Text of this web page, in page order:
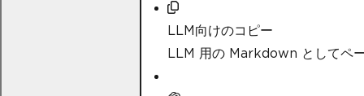
LLM向けのコピー
LLM 用の Markdown としてペ